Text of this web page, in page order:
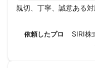
親切、丁寧、誠意ある対
依頼したプロ SIRI株